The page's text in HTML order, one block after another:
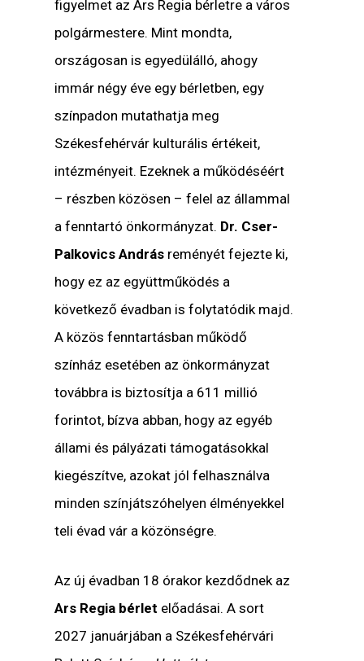
figyelmet az Ars Regia bérletre a város
polgármestere. Mint mondta,
országosan is egyedülálló, ahogy
immár négy éve egy bérletben, egy
színpadon mutathatja meg
Székesfehérvár kulturális értékeit,
intézményeit. Ezeknek a működéséért
– részben közösen – felel az állammal
a fenntartó önkormányzat. Dr. Cser-
Palkovics András reményét fejezte ki,
hogy ez az együttműködés a
következő évadban is folytatódik majd.
A közös fenntartásban működő
színház esetében az önkormányzat
továbbra is biztosítja a 611 millió
forintot, bízva abban, hogy az egyéb
állami és pályázati támogatásokkal
kiegészítve, azokat jól felhasználva
minden színjátszóhelyen élményekkel
teli évad vár a közönségre.
Az új évadban 18 órakor kezdődnek az
Ars Regia bérlet előadásai. A sort
2027 januárjában a Székesfehérvári